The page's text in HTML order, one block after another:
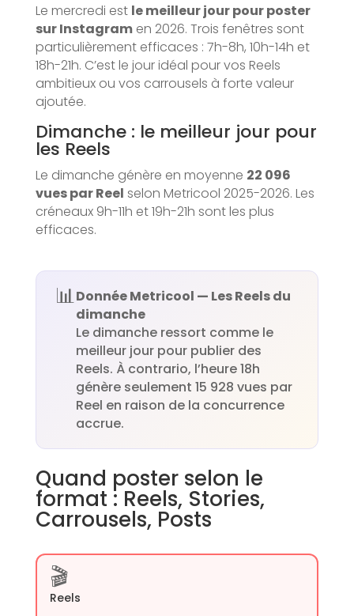
Le mercredi est le meilleur jour pour poster
sur Instagramen 2026. Trois fenêtres sont
particulièrement efficaces : 7h-8h, 10h-14h et
18h-21h. C’est le jour idéal pour vos Reels
ambitieux ou vos carrousels à forte valeur
ajoutée.
Dimanche : le meilleur jour pour
les Reels
Le dimanche génère en moyenne 22 096
vues par Reel selon Metricool 2025-2026. Les
créneaux 9h-11h et 19h-21h sont les plus
efficaces.
📊Donnée Metricool — Les Reels du
dimanche
Le dimanche ressort comme le
meilleur jour pour publier des
Reels. À contrario, l’heure 18h
génère seulement 15 928 vues par
Reel en raison de la concurrence
accrue.
Quand poster selon le
format : Reels, Stories,
Carrousels, Posts
🎬
Reels